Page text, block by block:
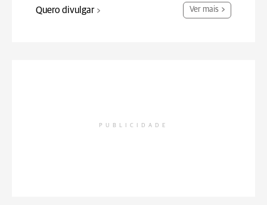
Quero divulgar Ver mais
PUBLICIDADE